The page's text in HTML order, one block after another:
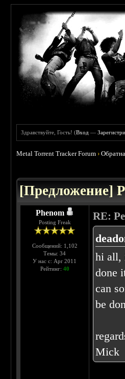
Здравствуйте, Гость! (Вход —
Metal Torrent Tracker Forum ›
[Предложение]
Phenom
Posting Freak
Сообщений: 1,102
Темы: 34
У нас с: Apr 2011
Рейтинг: 40
RE:
hi all,
done
can
be
Mick